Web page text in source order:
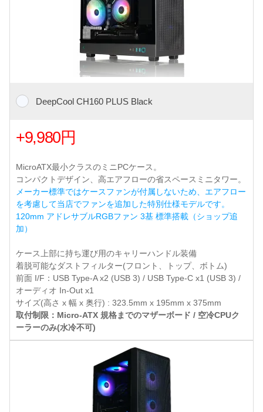
DeepCool CH160 PLUS Black
+9,980円
MicroATX最小クラスのミニPCケース。
コンパクトデザイン、高エアフローの省スペースミニタワー。
メーカー標準ではケースファンが付属しないため、エアフロー
を考慮して当店でファンを追加した特別仕様モデルです。
120mm アドレサブルRGBファン 3基 標準搭載（ショップ追
加）
ケース上部に持ち運び用のキャリーハンドル装備
着脱可能なダストフィルター(フロント、トップ、ボトム)
前面 I/F：USB Type-A x2 (USB 3) / USB Type-C x1 (USB 3) /
オーディオ In-Out x1
サイズ(高さ x 幅 x 奥行) : 323.5mm x 195mm x 375mm
取付制限：Micro-ATX 規格までのマザーボード / 空冷CPUク
ーラーのみ(水冷不可)